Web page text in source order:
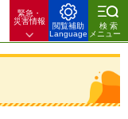
緊急・
災害情報
閲覧補助
Language
検索
メニュー